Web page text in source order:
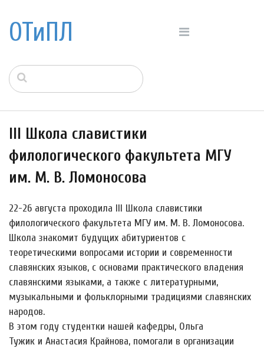
ОТиПЛ
III Школа славистики
филологического факультета МГУ
им. М. В. Ломоносова
22-26 августа проходила III Школа славистики
филологического факультета МГУ им. М. В. Ломоносова.
Школа знакомит будущих абитуриентов с
теоретическими вопросами истории и современности
славянских языков, с основами практического владения
славянскими языками, а также с литературными,
музыкальными и фольклорными традициями славянских
народов.
В этом году студентки нашей кафедры, Ольга
Тужик и Анастасия Крайнова, помогали в организации